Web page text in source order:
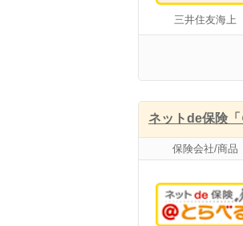
三井住友海上
ネットde保険「
保険会社/商品